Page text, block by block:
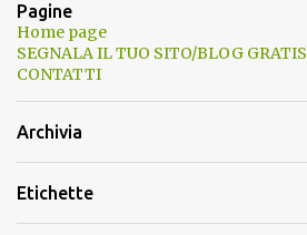
Pagine
Home page
SEGNALA IL TUO SITO/BLOG GRATIS
CONTATTI
Archivia
Etichette